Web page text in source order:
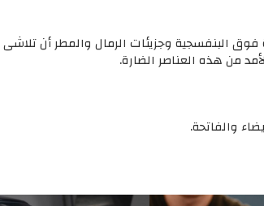
فوق البنفسجية وجزيئات الرمال والمطر أن
من هذه العناصر الضارة.
والفاتحة.